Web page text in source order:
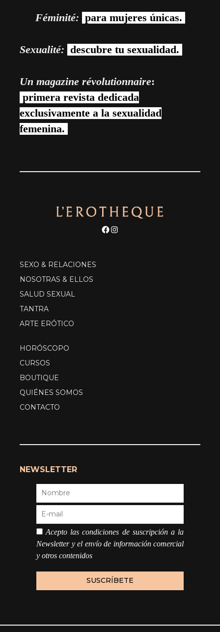
Féminité: para mujeres únicas.
Sexualité: descubre tu sexualidad.
Un magazine révolutionnaire:
primera revista dedicada
exclusivamente a la sexualidad
femenina.
Facebook
Instagram
SEXO & RELACIONES
NOSOTRAS & ELLOS
SALUD SEXUAL
TANTRA
ARTE ERÓTICO
HORÓSCOPO
CURSOS
BOUTIQUE
QUIÉNES SOMOS
CONTACTO
NEWSLETTER
Acepto las condiciones de suscripción a la
Newsletter y el envío de información comercial
y otros contenidos